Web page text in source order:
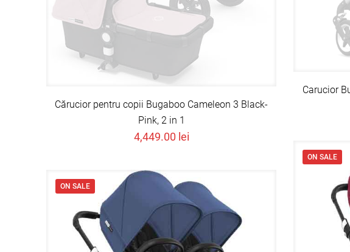
Carucior
Cărucior pentru copii Bugaboo Cameleon 3 Black-
Pink, 2 in 1
4,449.00 lei
ON SALE
ON SALE